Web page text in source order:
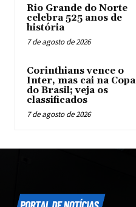
Rio Grande do Norte
celebra 525 anos de
história
7 de agosto de 2026
Corinthians vence o
Inter, mas cai na Copa
do Brasil; veja os
classificados
7 de agosto de 2026